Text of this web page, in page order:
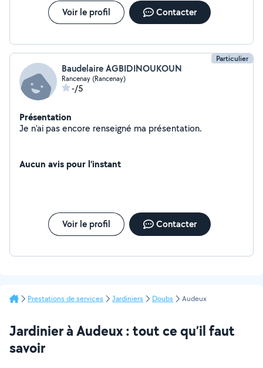
Voir le profil Contacter
Particulier
Baudelaire AGBIDINOUKOUN
Rancenay (Rancenay)
-/5
Présentation
Je n'ai pas encore renseigné ma présentation.
Aucun avis pour l'instant
Voir le profil Contacter
Prestations de services Jardiniers Doubs Audeux
Jardinier à Audeux : tout ce qu’il faut
savoir